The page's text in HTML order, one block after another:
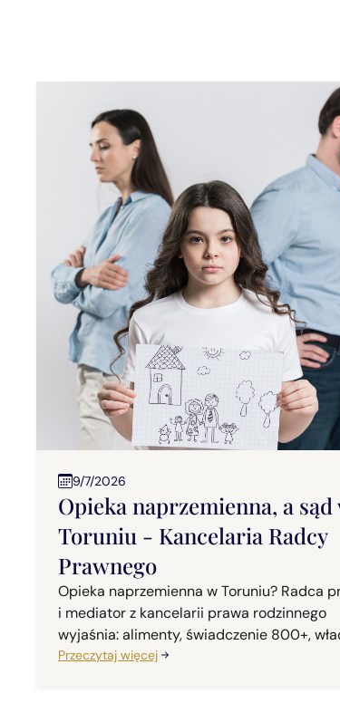
9/7/2026
Opieka naprzemienna, a sąd
Toruniu - Kancelaria Radcy
Prawnego
Opieka naprzemienna w Toruniu? Radca
i mediator z kancelarii prawa rodzinnego
wyjaśnia: alimenty, świadczenie 800+,
rodzicielska?
Przeczytaj więcej